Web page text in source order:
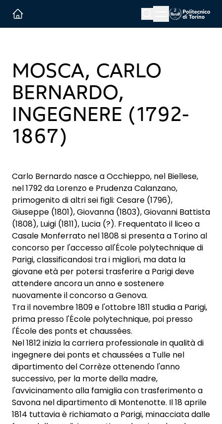
Menu button
MOSCA, CARLO
BERNARDO,
INGEGNERE (1792-
1867)
Carlo Bernardo nasce a Occhieppo, nel Biellese,
nel 1792 da Lorenzo e Prudenza Calanzano,
primogenito di altri sei figli: Cesare (1796),
Giuseppe (1801), Giovanna (1803), Giovanni Battista
(1808), Luigi (1811), Lucia (?). Frequentato il liceo a
Casale Monferrato nel 1808 si presenta a Torino al
concorso per l'accesso all'École polytechnique di
Parigi, classificandosi tra i migliori, ma data la
giovane età per potersi trasferire a Parigi deve
attendere ancora un anno e sostenere
nuovamente il concorso a Genova.
Tra il novembre 1809 e l'ottobre 1811 studia a Parigi,
prima presso l'École polytechnique, poi presso
l'École des ponts et chaussées.
Nel 1812 inizia la carriera professionale in qualità di
ingegnere dei ponts et chaussées a Tulle nel
dipartimento del Corrèze ottenendo l'anno
successivo, per la morte della madre,
l'avvicinamento alla famiglia con trasferimento a
Savona nel dipartimento di Montenotte. Il 18 aprile
1814 tuttavia è richiamato a Parigi, minacciata dalle